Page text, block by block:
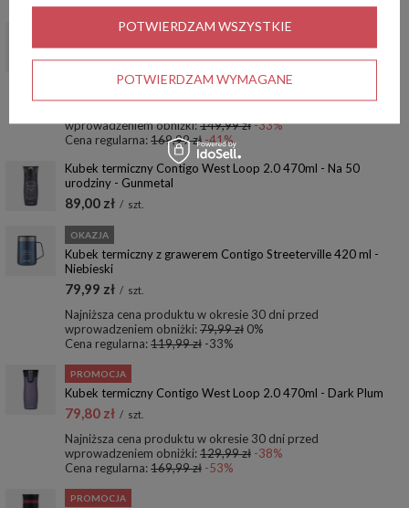
PROMOCJA
Kubek termiczny Contigo West Loop 2.0 470ml - Folklor -
Różowy Mat
szt.
wprowadzeniem obniżki:149,99 zł-33%
Cena regularna:169,99 zł -41%
Kubek termiczny Contigo West Loop 2.0 470ml - Na 50
urodziny - Gunmetal
89,00 zł / szt.
OKAZJA
Kubek termiczny z grawerem Contigo Streeterville 420 ml -
Niebieski
79,99 zł / szt.
Najniższa cena produktu w okresie 30 dni przed
wprowadzeniem obniżki:79,99 zł 0%
Cena regularna:119,99 zł -33%
PROMOCJA
Kubek termiczny Contigo West Loop 2.0 470ml - Dark Plum
79,80 zł / szt.
Najniższa cena produktu w okresie 30 dni przed
wprowadzeniem obniżki:129,99 zł -38%
Cena regularna:169,99 zł -53%
PROMOCJA
POTWIERDZAM WYMAGANE
POTWIERDZAM WSZYSTKIE